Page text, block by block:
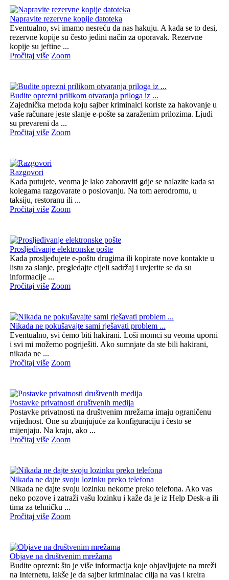
Napravite rezervne kopije datoteka
Eventualno, svi imamo nesreću da nas hakuju. A kada se to desi,
rezervne kopije su često jedini način za oporavak. Rezervne
kopije su jeftine ...
Pročitaj više Zoom
Budite oprezni prilikom otvaranja priloga iz ...
Zajednička metoda koju sajber kriminalci koriste za hakovanje u
vaše računare jeste slanje e-pošte sa zaraženim prilozima. Ljudi
su prevareni da ...
Pročitaj više Zoom
Razgovori
Kada putujete, veoma je lako zaboraviti gdje se nalazite kada sa
kolegama razgovarate o poslovanju. Na tom aerodromu, u
taksiju, restoranu ili ...
Pročitaj više Zoom
Prosljeđivanje elektronske pošte
Kada prosljeđujete e-poštu drugima ili kopirate nove kontakte u
listu za slanje, pregledajte cijeli sadržaj i uvjerite se da su
informacije ...
Pročitaj više Zoom
Nikada ne pokušavajte sami rješavati problem ...
Eventualno, svi ćemo biti hakirani. Loši momci su veoma uporni
i svi mi možemo pogriješiti. Ako sumnjate da ste bili hakirani,
nikada ne ...
Pročitaj više Zoom
Postavke privatnosti društvenih medija
Postavke privatnosti na društvenim mrežama imaju ograničenu
vrijednost. One su zbunjujuće za konfiguraciju i često se
mijenjaju. Na kraju, ako ...
Pročitaj više Zoom
Nikada ne dajte svoju lozinku preko telefona
Nikada ne dajte svoju lozinku nekome preko telefona. Ako vas
neko pozove i zatraži vašu lozinku i kaže da je iz Help Desk-a ili
tima za tehničku ...
Pročitaj više Zoom
Objave na društvenim mrežama
Budite oprezni: što je više informacija koje objavljujete na mreži
na Internetu, lakše je da sajber kriminalac cilja na vas i kreira